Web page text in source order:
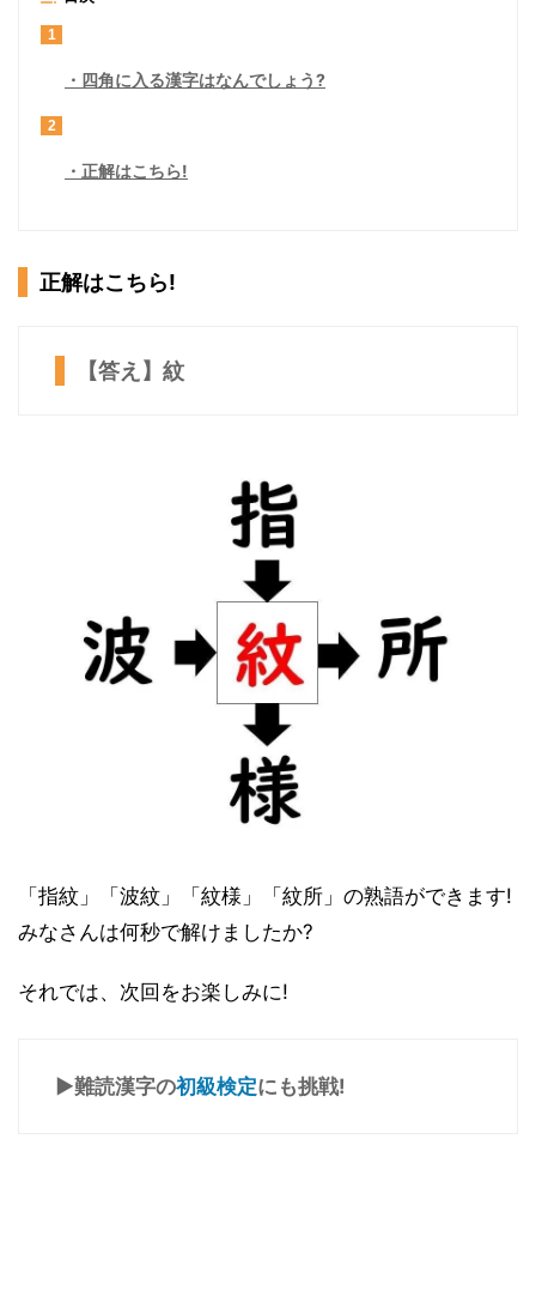
1
四角に入る漢字はなんでしょう?
2
正解はこちら!
正解はこちら!
【答え】紋
「指紋」「波紋」「紋様」「紋所」の熟語ができます!
みなさんは何秒で解けましたか?
それでは、次回をお楽しみに!
▶難読漢字の初級検定にも挑戦!